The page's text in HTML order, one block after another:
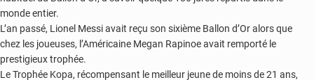
monde entier.
L’an passé, Lionel Messi avait reçu son sixième Ballon d’Or alors que
chez les joueuses, l’Américaine Megan Rapinoe avait remporté le
prestigieux trophée.
Le Trophée Kopa, récompensant le meilleur jeune de moins de 21 ans,